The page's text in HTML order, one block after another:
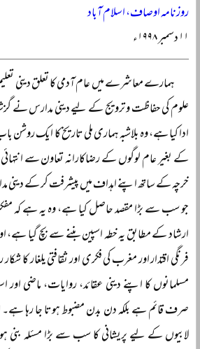
روزنامہ اوصاف، اسلام آباد
۱۱ دسمبر ۱۹۹۸ء
ہمارے معاشرے میں عام آدمی کا تعلق دینی
علوم کی حفاظت و ترویج کے لیے دینی مدارس نے
ادا کیا ہے، وہ بلاشبہ ہماری ملی تاریخ کا ایک
کے بغیر عام لوگوں کے رضاکارانہ تعاون سے
خرچہ کے ساتھ اپنے اہداف میں پیشرفت کر کے
جو سب سے بڑا مقصد حاصل کیا ہے، وہ یہ ہے کہ مفکر
ارشاد کے مطابق یہ خطہ اسپین بننے سے بچ گیا
فرنگی اقتدار اور مغرب کی فکری اور ثقافتی یلغار
مسلمانوں کا اپنے دینی عقائد، روایات، ماضی
صرف قائم ہے بلکہ دن بدن مضبوط ہوتا جا رہا
لابیوں کے لیے پریشانی کا سب سے بڑا مسئلہ بنی